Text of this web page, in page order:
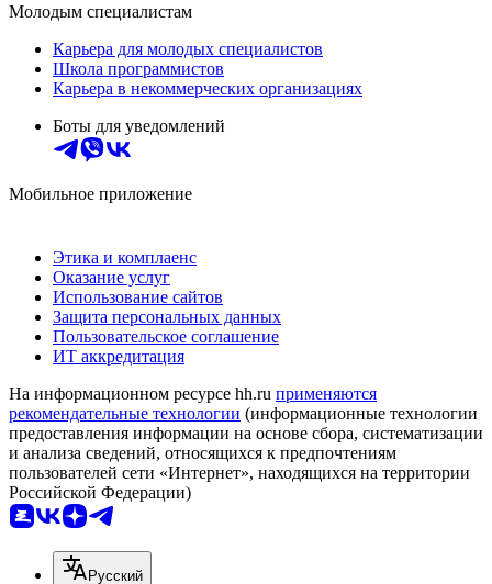
Молодым специалистам
Карьера для молодых специалистов
Школа программистов
Карьера в некоммерческих организациях
Боты для уведомлений
Мобильное приложение
Этика и комплаенс
Оказание услуг
Использование сайтов
Защита персональных данных
Пользовательское соглашение
ИТ аккредитация
На информационном ресурсе hh.ru применяются
рекомендательные технологии (информационные технологии
предоставления информации на основе сбора, систематизации
и анализа сведений, относящихся к предпочтениям
пользователей сети «Интернет», находящихся на территории
Российской Федерации)
Русский